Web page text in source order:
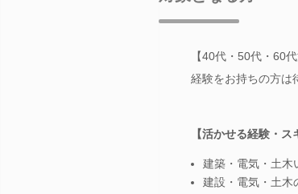
【40代・50代・60
経験をお持ちの方は
【活かせる経験・ス
建築・電気・土木
建設・電気・土木